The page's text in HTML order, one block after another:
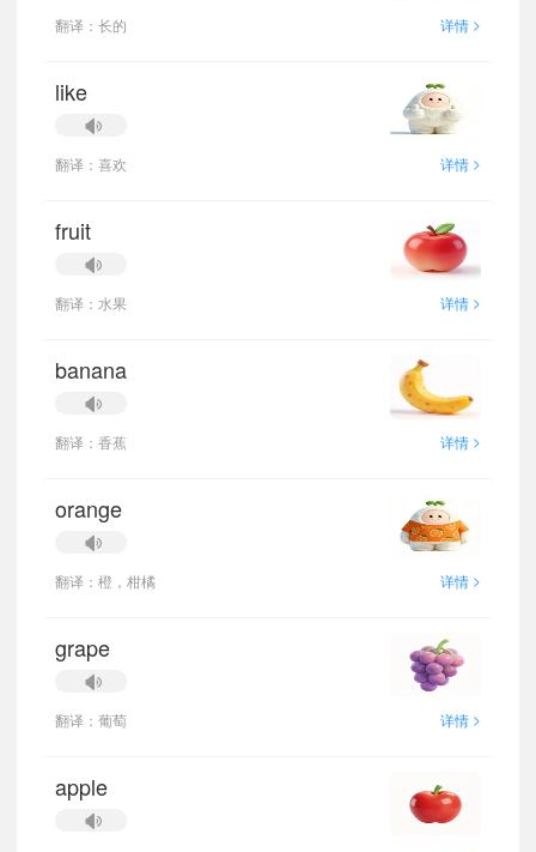
翻译：长的 详情 >
like
翻译：喜欢 详情 >
fruit
翻译：水果 详情 >
banana
翻译：香蕉 详情 >
orange
翻译：橙，柑橘 详情 >
grape
翻译：葡萄 详情 >
apple